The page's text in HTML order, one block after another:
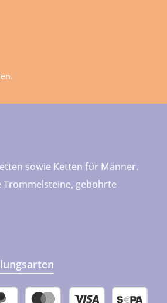
sowie Ketten für Männer.
Trommelsteine, gebohrte